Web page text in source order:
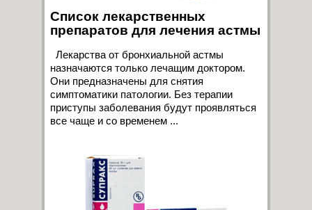
Список лекарственных
препаратов для лечения астмы
Лекарства от бронхиальной астмы
назначаются только лечащим доктором.
Они предназначены для снятия
симптоматики патологии. Без терапии
приступы заболевания будут проявляться
все чаще и со временем ...